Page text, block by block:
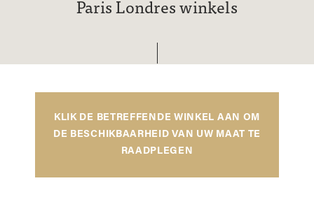
Paris Londres winkels
KLIK DE BETREFFENDE WINKEL AAN OM
DE BESCHIKBAARHEID VAN UW MAAT TE
RAADPLEGEN